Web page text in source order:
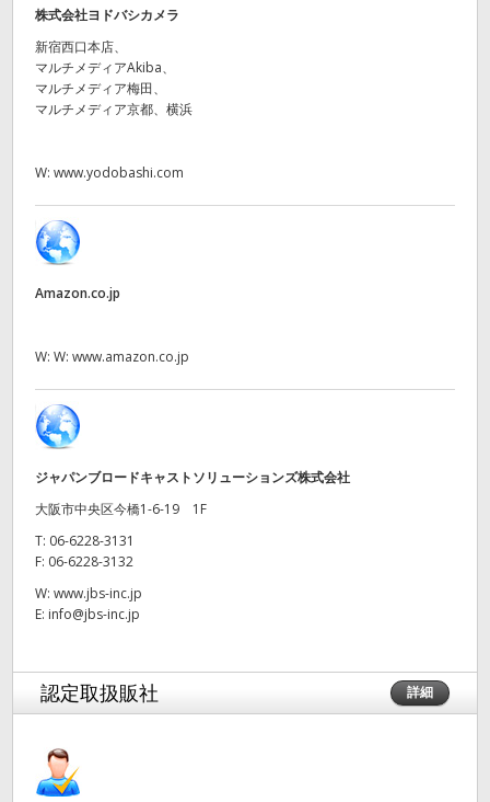
Portugal
Singapore
South Africa
Sweden
Turkey
Ukraine
United States
株式会社ヨドバシカメラ
新宿西口本店、
マルチメディアAkiba、
マルチメディア梅田、
マルチメディア京都、横浜
W: www.yodobashi.com
Amazon.co.jp
W: W: www.amazon.co.jp
ジャパンブロードキャストソリューションズ株式会社
大阪市中央区今橋1-6-19 1F
T: 06-6228-3131
F: 06-6228-3132
W: www.jbs-inc.jp
E: info@jbs-inc.jp
認定取扱販社 詳細